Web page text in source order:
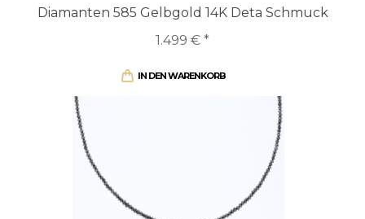
Diamanten 585 Gelbgold 14K Deta Schmuck
1.499 € *
IN DEN WARENKORB